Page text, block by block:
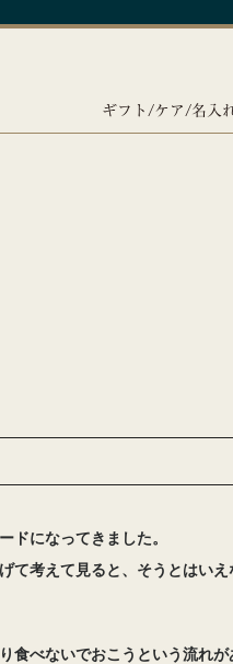
ギフト/ケア/名入
ドになってきました。
て考えて見ると、そうとはいえ
食べないでおこうという流れが